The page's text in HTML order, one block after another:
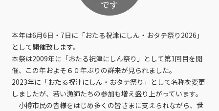
です
本年は6月6日・7日に「おたる祝津にしん・おタテ祭り2026」
として開催致します。
本祭は2009年に「おたる祝津にしん祭り」として第1回目を開
催、この年およそ６０年ぶりの群来が見られました。
2023年に「おたる祝津にしん・おタテ祭り」として名称を変更
しましたが、若い漁師たちの参加も増え盛り上がっています。
小樽市民の皆様をはじめ多くの皆さまに支えられながら、世